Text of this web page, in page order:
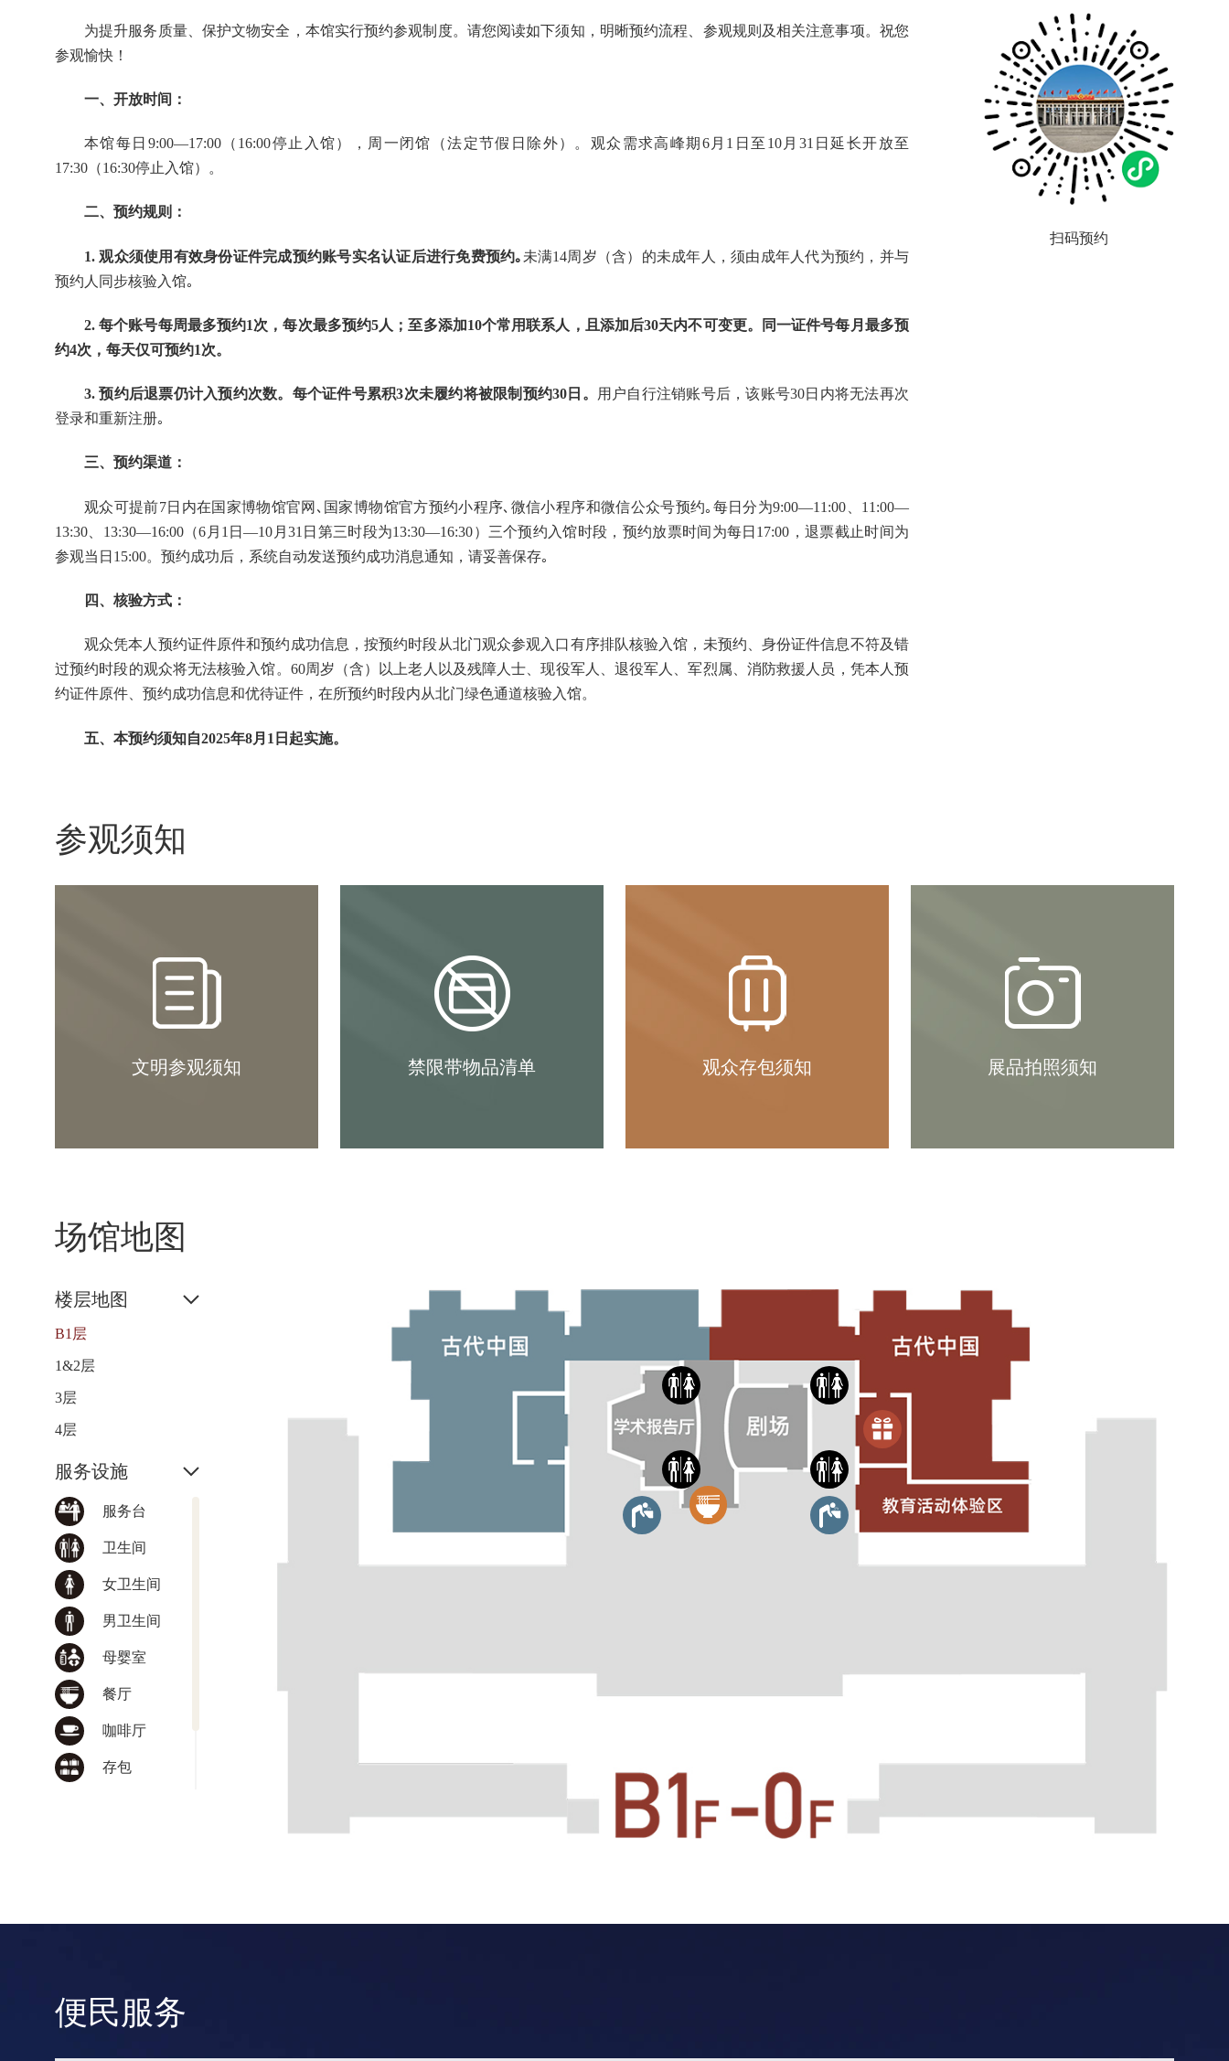
为提升服务质量、保护文物安全，本馆实行预约参观制度。请您阅读如下须知，明晰预约流程、参观规则及相关注意事项。祝您
参观愉快！
一、开放时间：
本馆每日9:00—17:00（16:00停止入馆），周一闭馆（法定节假日除外）。观众需求高峰期6月1日至10月31日延长开放至
17:30（16:30停止入馆）。
二、预约规则：
1. 观众须使用有效身份证件完成预约账号实名认证后进行免费预约｡ 未满14周岁（含）的未成年人，须由成年人代为预约，并与
预约人同步核验入馆｡
2. 每个账号每周最多预约1次，每次最多预约5人；至多添加10个常用联系人，且添加后30天内不可变更。同一证件号每月最多预
约4次，每天仅可预约1次。
3. 预约后退票仍计入预约次数。每个证件号累积3次未履约将被限制预约30日。
用户自行注销账号后，该账号30日内将无法再次
登录和重新注册｡
三、预约渠道：
观众可提前7日内在国家博物馆官网､国家博物馆官方预约小程序､微信小程序和微信公众号预约｡每日分为9:00—11:00、11:00—
13:30、13:30—16:00（6月1日—10月31日第三时段为13:30—16:30）三个预约入馆时段，预约放票时间为每日17:00，退票截止时间为
参观当日15:00。预约成功后，系统自动发送预约成功消息通知，请妥善保存｡
四、核验方式：
观众凭本人预约证件原件和预约成功信息，按预约时段从北门观众参观入口有序排队核验入馆，未预约、身份证件信息不符及错
过预约时段的观众将无法核验入馆。60周岁（含）以上老人以及残障人士、现役军人、退役军人、军烈属、消防救援人员，凭本人预
约证件原件、预约成功信息和优待证件，在所预约时段内从北门绿色通道核验入馆。
五、本预约须知自2025年8月1日起实施。
扫码预约
参观须知
文明参观须知 禁限带物品清单 观众存包须知 展品拍照须知
场馆地图
楼层地图
B1层
1&2层
3层
4层
服务设施
服务台
卫生间
女卫生间
男卫生间
母婴室
餐厅
咖啡厅
存包
便民服务